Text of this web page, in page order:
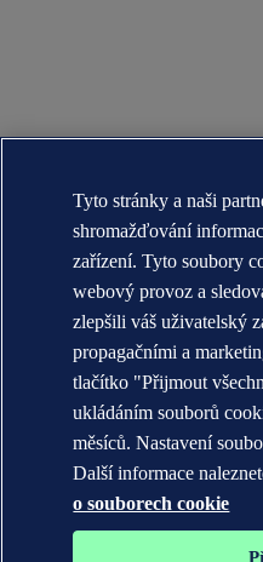
Tyto stránky a naši
shromažďování
zařízení. Tyto soubory
webový provoz a
zlepšili váš uživatelský
propagačními a
tlačítko "Přijmout
ukládáním souborů
měsíců. Nastavení
Další informace
o souborech cookie